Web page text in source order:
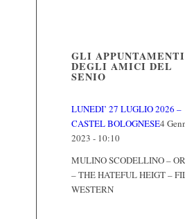
GLI APPUNTAMENTI
DEGLI AMICI DEL
SENIO
LUNEDI’ 27 LUGLIO 2026 –
CASTEL BOLOGNESE4
2023 - 10:10
MULINO SCODELLINO –
– THE HATEFUL HEIGT –
WESTERN